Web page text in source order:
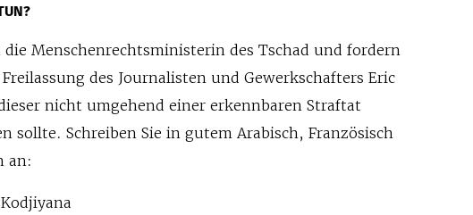
die Menschenrechtsministerin des Tschad und fordern
des Journalisten und Gewerkschafters Eric
nicht umgehend einer erkennbaren Straftat
sollte. Schreiben Sie in gutem Arabisch, Französisch
an: